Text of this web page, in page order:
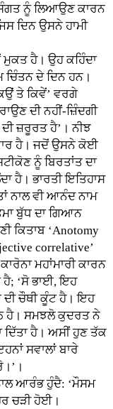
ਨੂੰ ਲਿਆਉਣ ਕਾਰਨ
ਦਿਨ ਉਸਨੇ ਹਾਮੀ
ਹੈ। ਉਹ ਕਹਿੰਦਾ
ਦੇ ਦਿਨ ਹਨ।
ਤੇ ਕਿਵੇਂ’ ਵਰਗੇ
ਦੀ ਨਹੀਂ-ਜ਼ਿੰਦਗੀ
ਜ਼ਰੂਰਤ ਹੈ’। ਨੀਝ
ਹੈ। ਜਦੋਂ ਉਸਨੇ ਕੋਈ
ਨੂੰ ਬਿਰਤਾਂਤ ਦਾ
ਹੈ। ਭਾਰਤੀ ਇਤਿਹਾਸ
ਨਾਲ ਵੀ ਆਨੰਦ ਨਾਮ
ਬੁੱਧ ਦਾ ਗਿਆਨ
ਕਿਤਾਬ ‘Anotomy
correlative’
ਮਹਾਂਮਾਰੀ ਕਾਰਨ
‘ਸੋ ਭਾਈ, ਇਹ
ਚੌਥੀ ਕੂੰਟ ਹੈ। ਇਹ
ਹੈ। ਸਮਝਲੋ ਕੁਦਰਤ ਨੇ
ਹੈ। ਅਸੀਂ ਹੁਣ ਤੱਕ
ਸਵਾਲਾਂ ਬਾਰੇ
ਆਰੰਭ ਹੁੰਦੈ: ‘ਮੌਸਮ
ਚੜੀ ਹੋਈ।